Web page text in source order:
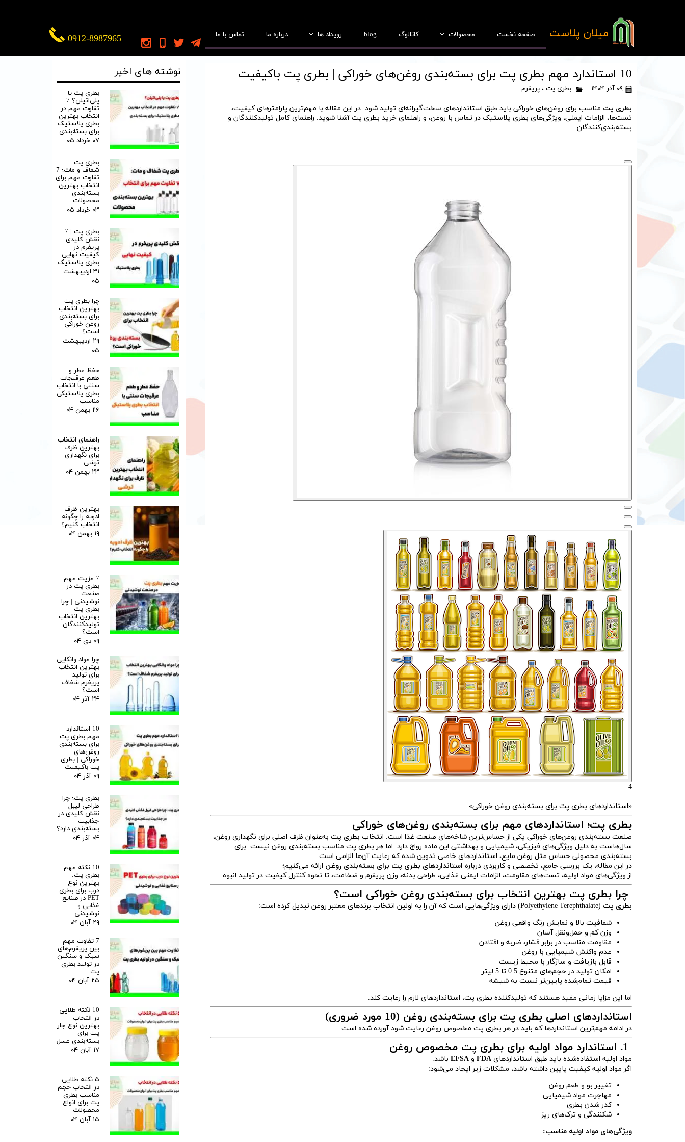
​میلان پلاست 0912-8987965 صفحه نخست محصولات
جار
پریفرم
کاتالوگ blog رویداد ها
فیلم ها
درباره ما تماس با ما
10 استاندارد مهم بطری پت برای بسته‌بندی روغن‌های خوراکی | بطری پت باکیفیت
۰۹ آذر ۱۴۰۴ بطری پت ،پریفرم
بطری پت مناسب برای روغن‌های خوراکی باید طبق استانداردهای سخت‌گیرانه‌ای تولید شود. در این مقاله با مهم‌ترین پارامترهای کیفیت،
تست‌ها، الزامات ایمنی، ویژگی‌های بطری پلاستیک در تماس با روغن، و راهنمای خرید بطری پت آشنا شوید. راهنمای کامل تولیدکنندگان و
بسته‌بندی‌کنندگان.
4
«استانداردهای بطری پت برای بسته‌بندی روغن خوراکی»
بطری پت؛ استانداردهای مهم برای بسته‌بندی روغن‌های خوراکی
صنعت بسته‌بندی روغن‌های خوراکی یکی از حساس‌ترین شاخه‌های صنعت غذا است. انتخاب بطری پت به‌عنوان ظرف اصلی برای نگهداری روغن،
سال‌هاست به دلیل ویژگی‌های فیزیکی، شیمیایی و بهداشتی این ماده رواج دارد. اما هر بطری پت مناسب بسته‌بندی روغن نیست. برای
بسته‌بندی محصولی حساس مثل روغن مایع، استانداردهای خاصی تدوین شده که رعایت آن‌ها الزامی است.
در این مقاله، یک بررسی جامع، تخصصی و کاربردی درباره استانداردهای بطری پت برای بسته‌بندی روغن ارائه می‌کنیم؛
از ویژگی‌های مواد اولیه، تست‌های مقاومت، الزامات ایمنی غذایی، طراحی بدنه، وزن پریفرم و ضخامت، تا نحوه کنترل کیفیت در تولید انبوه.
چرا بطری پت بهترین انتخاب برای بسته‌بندی روغن خوراکی است؟
بطری پت (Polyethylene Terephthalate) دارای ویژگی‌هایی است که آن را به اولین انتخاب برندهای معتبر روغن تبدیل کرده است:
شفافیت بالا و نمایش رنگ واقعی روغن
وزن کم و حمل‌ونقل آسان
مقاومت مناسب در برابر فشار، ضربه و افتادن
عدم واکنش شیمیایی با روغن
قابل بازیافت و سازگار با محیط زیست
امکان تولید در حجم‌های متنوع 0.5 تا 5 لیتر
قیمت تمام‌شده پایین‌تر نسبت به شیشه
اما این مزایا زمانی مفید هستند که تولیدکننده بطری پت، استانداردهای لازم را رعایت کند.
استانداردهای اصلی بطری پت برای بسته‌بندی روغن (10 مورد ضروری)
در ادامه مهم‌ترین استانداردها که باید در هر بطری پت مخصوص روغن رعایت شود آورده شده است:
مواد اولیه استفاده‌شده باید طبق استانداردهایFDA وEFSA باشد.
اگر مواد اولیه کیفیت پایین داشته باشد، مشکلات زیر ایجاد می‌شود:
تغییر بو و طعم روغن
مهاجرت مواد شیمیایی
کدر شدن بطری
شکنندگی و ترک‌های ریز
ویژگی‌های مواد اولیه مناسب:
نوشته های اخیر
بطری پت یا
پلی‌اتیلن؟ 7
تفاوت مهم در
انتخاب بهترین
بطری پلاستیک
برای بسته‌بندی
۰۷ خرداد ۰۵
بطری پت
شفاف و مات؛ 7
تفاوت مهم برای
انتخاب بهترین
بسته‌بندی
محصولات
۰۳ خرداد ۰۵
بطری پت | 7
نقش کلیدی
پریفرم در
کیفیت نهایی
بطری پلاستیک
۳۱ اردیبهشت
۰۵
چرا بطری پت
بهترین انتخاب
برای بسته‌بندی
روغن خوراکی
است؟
۲۹ اردیبهشت
۰۵
حفظ عطر و
طعم عرقیجات
سنتی با انتخاب
بطری پلاستیکی
مناسب
۲۶ بهمن ۰۴
راهنمای انتخاب
بهترین ظرف
برای نگهداری
ترشی
۲۳ بهمن ۰۴
بهترین ظرف
ادویه را چگونه
انتخاب کنیم؟
۱۹ بهمن ۰۴
7 مزیت مهم
بطری پت در
صنعت
نوشیدنی | چرا
بطری پت
بهترین انتخاب
تولیدکنندگان
است؟
۰۹ دی ۰۴
چرا مواد وانکایی
بهترین انتخاب
برای تولید
پریفرم شفاف
است؟
۲۴ آذر ۰۴
10 استاندارد
مهم بطری پت
برای بسته‌بندی
روغن‌های
خوراکی | بطری
پت باکیفیت
۰۹ آذر ۰۴
بطری پت؛ چرا
طراحی لیبل
نقش کلیدی در
جذابیت
بسته‌بندی دارد؟
۰۴ آذر ۰۴
10 نکته مهم
بطری پت:
بهترین نوع
درب برای بطری
PET در صنایع
غذایی و
نوشیدنی
۲۹ آبان ۰۴
7 تفاوت مهم
بین پریفرم‌های
سبک و سنگین
در تولید بطری
پت
۲۵ آبان ۰۴
10 نکته طلایی
در انتخاب
بهترین نوع جار
پت برای
بسته‌بندی عسل
۱۷ آبان ۰۴
۵ نکته طلایی
در انتخاب حجم
مناسب بطری
پت برای انواع
محصولات
۱۵ آبان ۰۴